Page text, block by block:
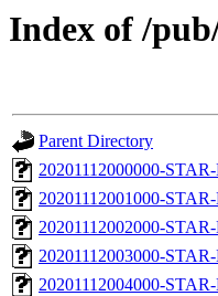
Index of /
Parent Directory
20201112000000-
20201112001000-
20201112002000-
20201112003000-
20201112004000-